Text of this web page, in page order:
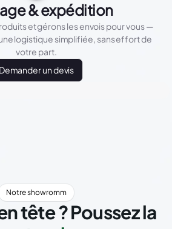
& expédition
et gérons les envois pour vous —
logistique simplifiée, sans effort de
votre part.
Demander un devis
Notre showromm
tête ? Poussez la